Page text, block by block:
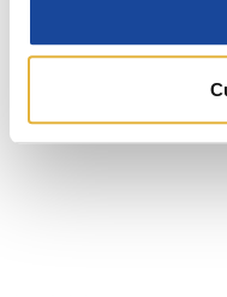
Il libro